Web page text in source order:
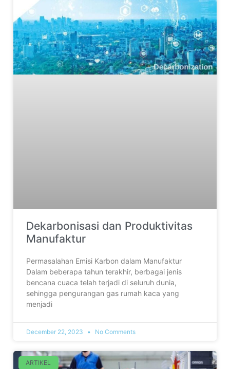
Dekarbonisasi dan Produktivitas
Manufaktur
Permasalahan Emisi Karbon dalam Manufaktur
Dalam beberapa tahun terakhir, berbagai jenis
bencana cuaca telah terjadi di seluruh dunia,
sehingga pengurangan gas rumah kaca yang
menjadi
December 22, 2023 No Comments
ARTIKEL